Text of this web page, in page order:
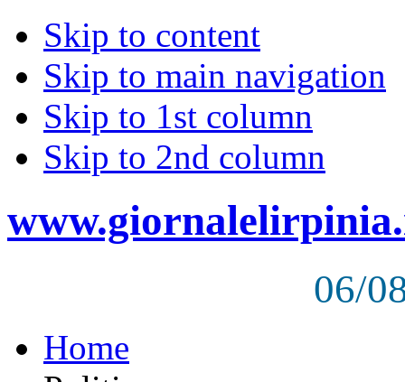
Skip to content
Skip to main navigation
Skip to 1st column
Skip to 2nd column
06/
Home